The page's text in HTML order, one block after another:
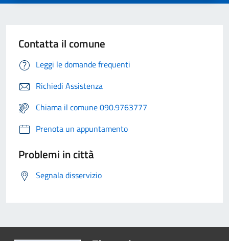
Contatta il comune
Leggi le domande frequenti
Richiedi Assistenza
Chiama il comune 090.9763777
Prenota un appuntamento
Problemi in città
Segnala disservizio